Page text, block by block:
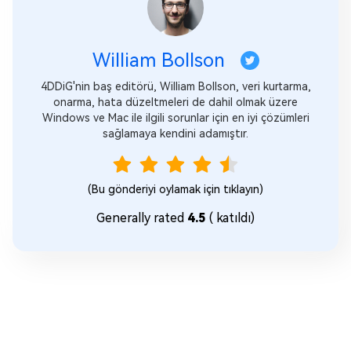
William Bollson
4DDiG'nin baş editörü, William Bollson, veri kurtarma,
onarma, hata düzeltmeleri de dahil olmak üzere
Windows ve Mac ile ilgili sorunlar için en iyi çözümleri
sağlamaya kendini adamıştır.
(Bu gönderiyi oylamak için tıklayın)
Generally rated 4.5 ( katıldı)